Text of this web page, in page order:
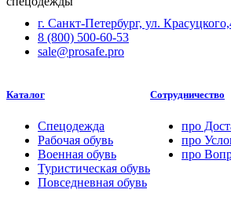
г. Санкт-Петербург, ул.
8 (800) 500-60-53
sale@prosafe.pro
Каталог
Спецодежда
Рабочая обувь
Военная обувь
Туристическая обувь
Повседневная обувь
Сотрудничество
про
про
про